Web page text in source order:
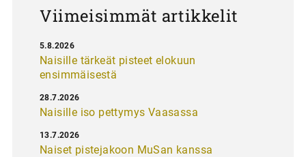
Viimeisimmät artikkelit
Naisille tärkeät pisteet elokuun
ensimmäisestä
5.8.2026
Naisille iso pettymys Vaasassa
28.7.2026
Naiset pistejakoon MuSan kanssa
13.7.2026